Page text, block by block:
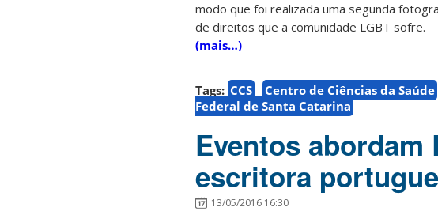
modo que foi realizada uma segunda
de direitos que a comunidade LGBT sofre.
(mais…)
Tags: CCS Centro de Ciências da Saúde
Federal de Santa Catarina
Eventos
escritora
13/05/2016 16:30